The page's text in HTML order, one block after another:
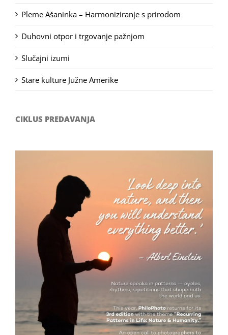
Pleme Ašaninka – Harmoniziranje s prirodom
Duhovni otpor i trgovanje pažnjom
Slučajni izumi
Stare kulture Južne Amerike
CIKLUS PREDAVANJA